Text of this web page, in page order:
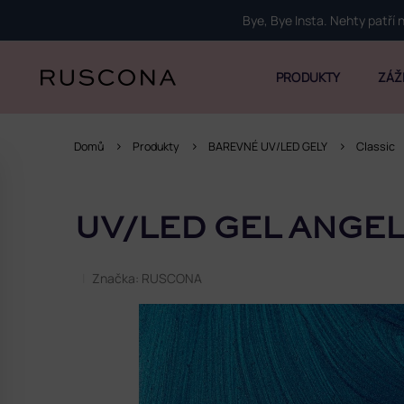
obsah
Bye, Bye Insta. Nehty patří
PRODUKTY
Domů Produkty BAREVNÉ UV/LED GELY Classic
o
s
UV/LED GEL
Značka: RUSCONA